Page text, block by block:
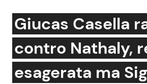
News e Cronaca
Attualità Italiana
Giucas Casella
contro Nathaly,
esagerata ma